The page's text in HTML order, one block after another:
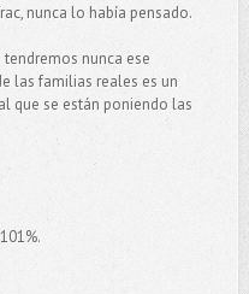
nunca lo había pensado.
nunca ese
las familias reales es un
que se están poniendo las